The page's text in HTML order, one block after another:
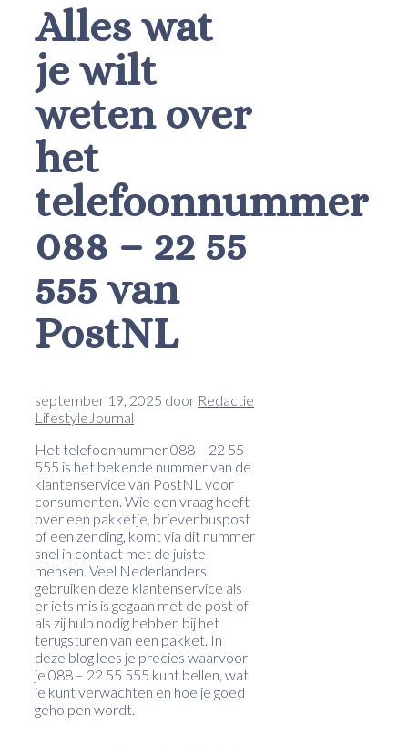
Alles wat
je wilt
weten over
het
telefoonnummer
088 – 22 55
555 van
PostNL
september 19, 2025 door Redactie
LifestyleJournal
Het telefoonnummer 088 – 22 55
555 is het bekende nummer van de
klantenservice van PostNL voor
consumenten. Wie een vraag heeft
over een pakketje, brievenbuspost
of een zending, komt via dit nummer
snel in contact met de juiste
mensen. Veel Nederlanders
gebruiken deze klantenservice als
er iets mis is gegaan met de post of
als zij hulp nodig hebben bij het
terugsturen van een pakket. In
deze blog lees je precies waarvoor
je 088 – 22 55 555 kunt bellen, wat
je kunt verwachten en hoe je goed
geholpen wordt.